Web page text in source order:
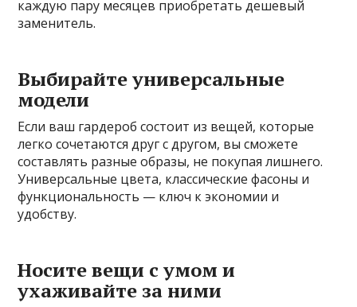
каждую пару месяцев приобретать дешевый
заменитель.
Выбирайте универсальные
модели
Если ваш гардероб состоит из вещей, которые
легко сочетаются друг с другом, вы сможете
составлять разные образы, не покупая лишнего.
Универсальные цвета, классические фасоны и
функциональность — ключ к экономии и
удобству.
Носите вещи с умом и
ухаживайте за ними